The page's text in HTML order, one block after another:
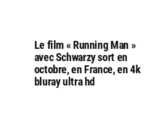
Le film « Running Man »
avec Schwarzy sort en
octobre, en France, en 4k
bluray ultra hd